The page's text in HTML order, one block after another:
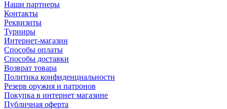
Наши партнеры
Контакты
Реквизиты
Турниры
Интернет-магазин
Способы оплаты
Способы доставки
Возврат товара
Политика конфиденциальности
Резерв оружия и патронов
Покупка в интернет магазине
Публичная оферта